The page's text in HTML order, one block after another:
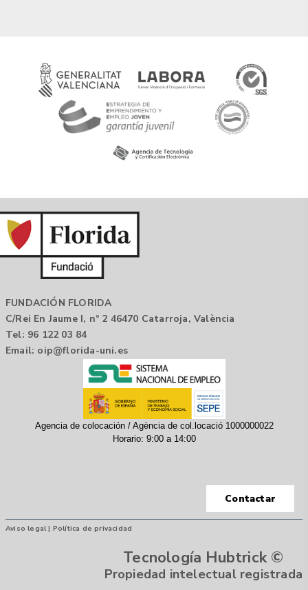
FUNDACIÓN FLORIDA
C/Rei En Jaume I, nº 2 46470 Catarroja, València
Tel: 96 122 03 84
Email: oip@florida-uni.es
Agencia de colocación / Agència de col.locació 1000000022
Horario: 9:00 a 14:00
Contactar
Aviso legal | Política de privacidad
Tecnología Hubtrick ©
Propiedad intelectual registrada